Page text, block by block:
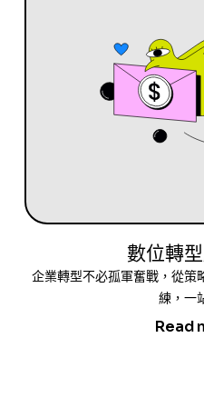
數位轉
企業轉型不必孤軍奮戰，從策
練，一
Read